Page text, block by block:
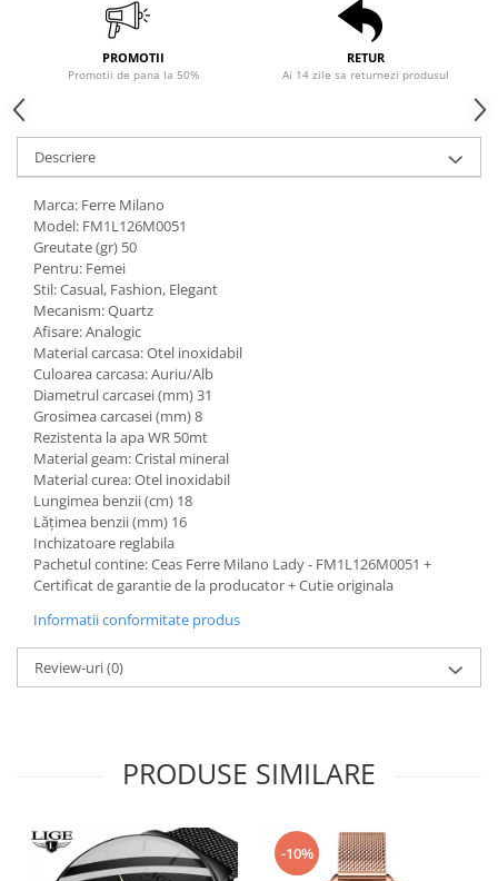
PROMOTII
Promotii de pana la 50%
RETUR
Ai 14 zile sa returnezi produsul
Descriere
Marca: Ferre Milano
Model: FM1L126M0051
Greutate (gr) 50
Pentru: Femei
Stil: Casual, Fashion, Elegant
Mecanism: Quartz
Afisare: Analogic
Material carcasa: Otel inoxidabil
Culoarea carcasa: Auriu/Alb
Diametrul carcasei (mm) 31
Grosimea carcasei (mm) 8
Rezistenta la apa WR 50mt
Material geam: Cristal mineral
Material curea: Otel inoxidabil
Lungimea benzii (cm) 18
Lățimea benzii (mm) 16
Inchizatoare reglabila
Pachetul contine: Ceas Ferre Milano Lady - FM1L126M0051 +
Certificat de garantie de la producator + Cutie originala
Informatii conformitate produs
Review-uri(0)
PRODUSE SIMILARE
-10%